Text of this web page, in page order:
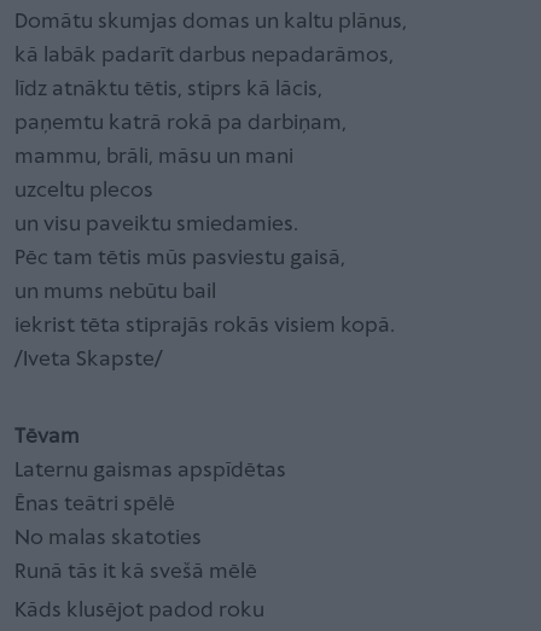
Domātu skumjas domas un kaltu plānus,
kā labāk padarīt darbus nepadarāmos,
līdz atnāktu tētis, stiprs kā lācis,
paņemtu katrā rokā pa darbiņam,
mammu, brāli, māsu un mani
uzceltu plecos
un visu paveiktu smiedamies.
Pēc tam tētis mūs pasviestu gaisā,
un mums nebūtu bail
iekrist tēta stiprajās rokās visiem kopā.
/Iveta Skapste/
Tēvam
Laternu gaismas apspīdētas
Ēnas teātri spēlē
No malas skatoties
Runā tās it kā svešā mēlē
Kāds klusējot padod roku